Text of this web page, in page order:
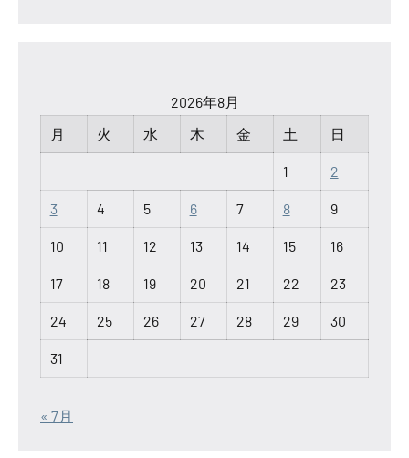
2026年8月
月
火 水 木 金 土 日
1 2
3 4 5 6 7 8 9
10 11 12 13 14 15 16
17 18 19 20 21 22 23
24 25 26 27 28 29 30
31
« 7月